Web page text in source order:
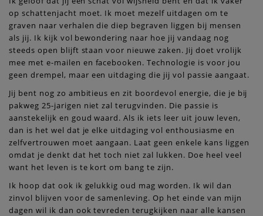
op schattenjacht moet. Ik moet mezelf uitdagen om te
graven naar verhalen die diep begraven liggen bij mensen
als jij. Ik kijk vol bewondering naar hoe jij vandaag nog
steeds open blijft staan voor nieuwe zaken. Jij doet vrolijk
mee met e-mailen en facebooken. Technologie is voor jou
geen drempel, maar een uitdaging die jij vol passie aangaat.
Jij bent nog zo ambitieus en zit boordevol energie, die je bij
pakweg 25-jarigen niet zal terugvinden. Die passie is
aanstekelijk en goud waard. Als ik iets leer uit jouw leven,
dan is het wel dat je elke uitdaging vol enthousiasme en
zelfvertrouwen moet aangaan. Laat geen enkele kans liggen
omdat je denkt dat het toch niet zal lukken. Doe heel veel
want het leven is te kort om bang te zijn.
Ik hoop dat ook ik gelukkig oud mag worden. Ik wil dan
zinvol blijven voor de samenleving. Op het einde van mijn
dagen wil ik dan ook tevreden terugkijken naar alle kansen